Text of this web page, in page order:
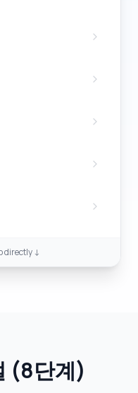
directly ↓
(8단계)